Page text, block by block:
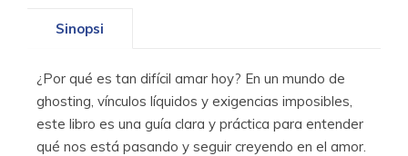
Sinopsi
¿Por qué es tan difícil amar hoy? En un mundo de
ghosting, vínculos líquidos y exigencias imposibles,
este libro es una guía clara y práctica para entender
qué nos está pasando y seguir creyendo en el amor.